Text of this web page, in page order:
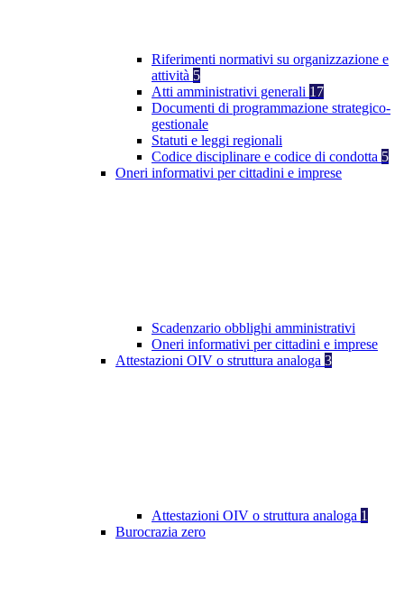
Riferimenti normativi su organizzazione e
attività 5
Atti amministrativi generali 17
Documenti di programmazione strategico-
gestionale
Statuti e leggi regionali
Codice disciplinare e codice di condotta 5
Oneri informativi per cittadini e imprese
Scadenzario obblighi amministrativi
Oneri informativi per cittadini e imprese
Attestazioni OIV o struttura analoga 3
Attestazioni OIV o struttura analoga 1
Burocrazia zero